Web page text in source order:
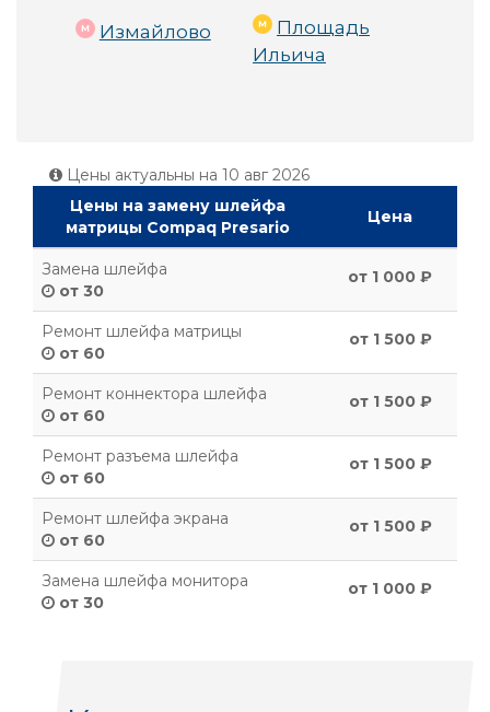
Измайлово
Площадь
Ильича
Цены актуальны на 10 авг 2026
Цены на замену шлейфа
матрицы Compaq Presario
Цена
Замена шлейфа
от 30
от 1 000 ₽
Ремонт шлейфа матрицы
от 60
от 1 500 ₽
Ремонт коннектора шлейфа
от 60
от 1 500 ₽
Ремонт разъема шлейфа
от 60
от 1 500 ₽
Ремонт шлейфа экрана
от 60
от 1 500 ₽
Замена шлейфа монитора
от 30
от 1 000 ₽